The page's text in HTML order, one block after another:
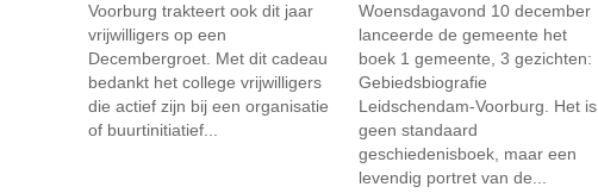
Voorburg trakteert ook dit jaar
vrijwilligers op een
Decembergroet. Met dit cadeau
bedankt het college vrijwilligers
die actief zijn bij een organisatie
of buurtinitiatief...
Woensdagavond 10 december
lanceerde de gemeente het
boek 1 gemeente, 3 gezichten:
Gebiedsbiografie
Leidschendam-Voorburg. Het is
geen standaard
geschiedenisboek, maar een
levendig portret van de...